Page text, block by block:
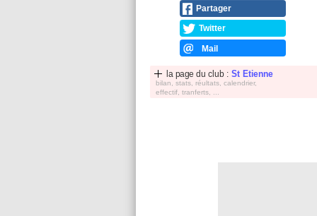
Partager
Twitter
Mail
la page du club : St Etienne
bilan, stats, réultats, calendrier,
effectif, tranferts, ...